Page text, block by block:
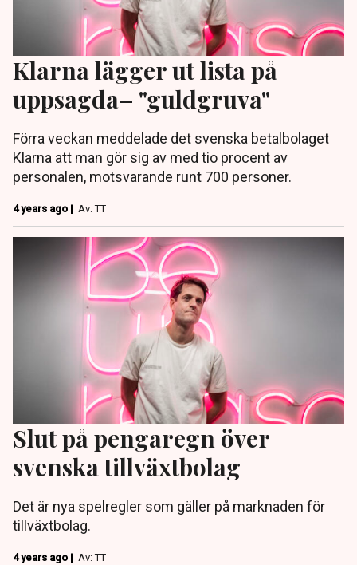
Klarna lägger ut lista på
uppsagda– "guldgruva"
Förra veckan meddelade det svenska betalbolaget
Klarna att man gör sig av med tio procent av
personalen, motsvarande runt 700 personer.
4 years ago | Av: TT
Slut på pengaregn över
svenska tillväxtbolag
Det är nya spelregler som gäller på marknaden för
tillväxtbolag.
4 years ago | Av: TT